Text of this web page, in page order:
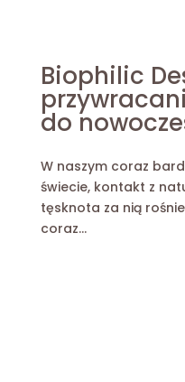
Biophilic
do
W naszym coraz
świecie, kontakt z
tęsknota za nią
coraz...